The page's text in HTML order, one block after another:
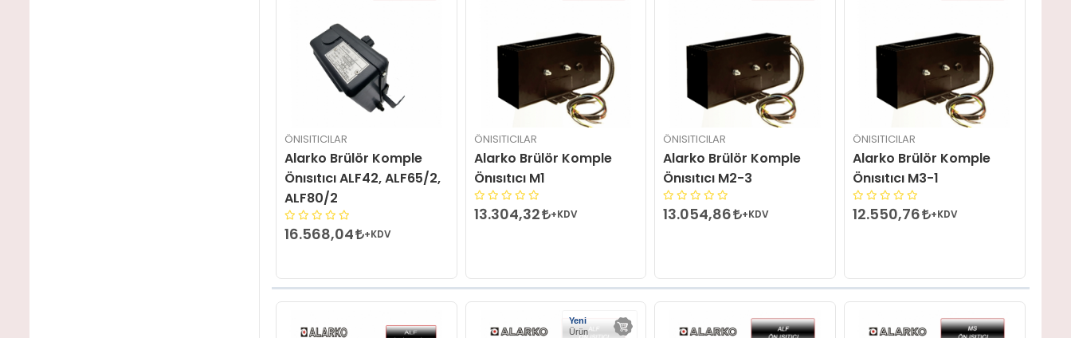
ÖNISITICILAR
Alarko Brülör Komple
Önısıtıcı ALF42, ALF65/2,
ALF80/2
16.568,04 +KDV
ÖNISITICILAR
Alarko Brülör Komple
Önısıtıcı M1
13.304,32 +KDV
ÖNISITICILAR
Alarko Brülör Komple
Önısıtıcı M2-3
13.054,86 +KDV
ÖNISITICILAR
Alarko Brülör Komple
Önısıtıcı M3-1
12.550,76 +KDV
Yeni
Ürün